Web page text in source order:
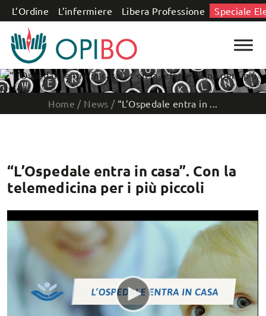
Salta al contenuto
L’Ordine L’infermiere Libera Professione Speciale
Home / News / “L’Ospedale entra in ...
“L’Ospedale entra in casa”. Con la
telemedicina per i più piccoli